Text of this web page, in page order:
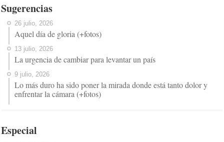
Sugerencias
26 julio, 2026
Aquel día de gloria (+fotos)
13 julio, 2026
La urgencia de cambiar para levantar un país
9 julio, 2026
Lo más duro ha sido poner la mirada donde está tanto dolor y
enfrentar la cámara (+fotos)
Especial